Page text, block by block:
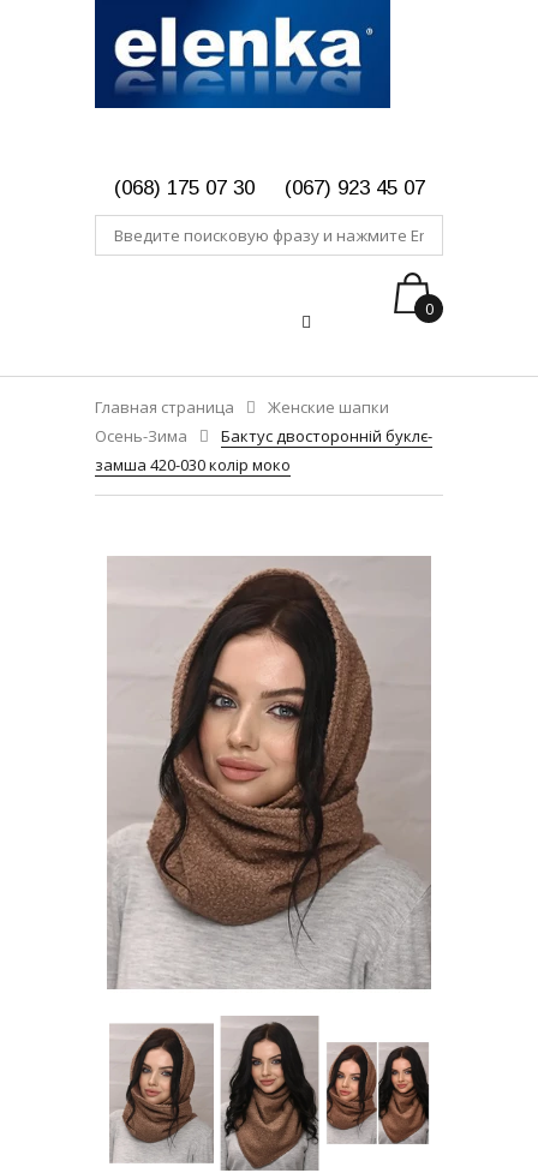
(068) 175 07 30 (067) 923 45 07
0
Главная страница
Женские шапки
Осень-Зима
Бактус двосторонній буклє-
замша 420-030 колір моко